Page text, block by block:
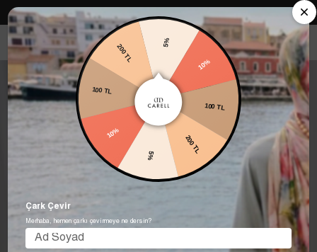
Carell in Roma Koleksiyonu Şimdi Satışta! Hemen keşfet.
5%
10%
100 TL
200 TL
5%
10%
100 TL
200 TL
Çark Çevir
Merhaba, hemen çarkı çevirmeye ne dersin?